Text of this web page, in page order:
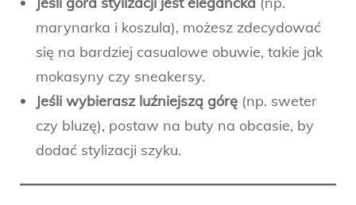
marynarka i koszula), możesz zdecydować
się na bardziej casualowe obuwie, takie jak
mokasyny czy sneakersy.
Jeśli wybierasz luźniejszą górę (np. sweter
czy bluzę), postaw na buty na obcasie, by
dodać stylizacji szyku.